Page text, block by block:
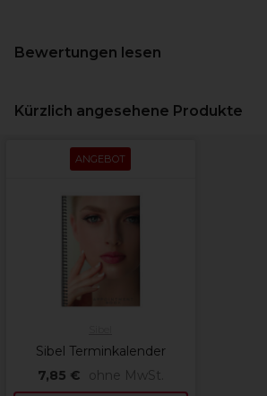
Bewertungen lesen
Kürzlich angesehene Produkte
ANGEBOT
Sibel Terminkalender
7,85 €
ohne MwSt.